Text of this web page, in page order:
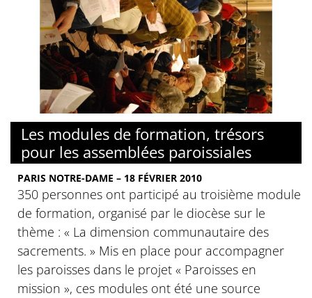
© Sophie Lebrun
Les modules de formation, trésors
pour les assemblées paroissiales
PARIS NOTRE-DAME – 18 FÉVRIER 2010
350 personnes ont participé au troisième module
de formation, organisé par le diocèse sur le
thème : « La dimension communautaire des
sacrements. » Mis en place pour accompagner
les paroisses dans le projet « Paroisses en
mission », ces modules ont été une source